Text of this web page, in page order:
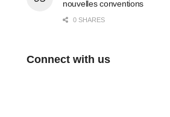
nouvelles conventions
0 SHARES
Connect with us